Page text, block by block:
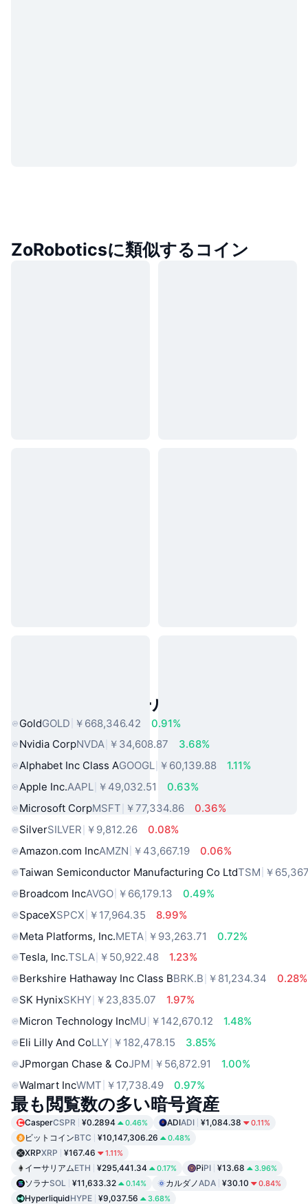
ZoRoboticsに類似するコイン
人気のリアルワールドアセット
GoldGOLD ￥668,346.42
0.91%
Nvidia CorpNVDA ￥34,608.87
3.68%
Alphabet Inc Class AGOOGL ￥60,139.88
1.11%
Apple Inc.AAPL ￥49,032.51
0.63%
Microsoft CorpMSFT ￥77,334.86
0.36%
SilverSILVER ￥9,812.26
0.08%
Amazon.com IncAMZN ￥43,667.19
0.06%
Taiwan Semiconductor Manufacturing Co LtdTSM ￥
Broadcom IncAVGO ￥66,179.13
0.49%
SpaceXSPCX ￥17,964.35
8.99%
Meta Platforms, Inc.META ￥93,263.71
0.72%
Tesla, Inc.TSLA ￥50,922.48
1.23%
Berkshire Hathaway Inc Class BBRK.B ￥81,234.34
0.28%
SK HynixSKHY ￥23,835.07
1.97%
Micron Technology IncMU ￥142,670.12
1.48%
Eli Lilly And CoLLY ￥182,478.15
3.85%
JPmorgan Chase & CoJPM ￥56,872.91
1.00%
Walmart IncWMT ￥17,738.49 0.97%
最も閲覧数の多い暗号資産
CasperCSPR ¥0.2894 0.46% ADIADI ¥1,084.38 0.11%
ビットコインBTC ¥10,147,306.26 0.48%
XRPXRP ¥167.46 1.11%
イーサリアムETH ¥295,441.34 0.17% PiPI ¥13.68 3.96%
ソラナSOL ¥11,633.32 0.14% カルダノADA ¥30.10 0.84%
HyperliquidHYPE ¥9,037.56 3.68%